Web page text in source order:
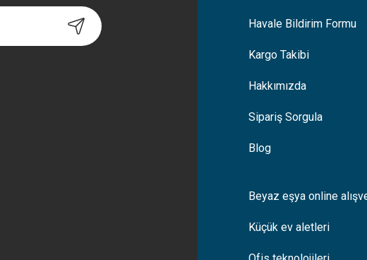
Gönder
Havale Bildirim Formu
Kargo Takibi
Hakkımızda
Sipariş Sorgula
Blog
Beyaz eşya online
Küçük ev aletleri